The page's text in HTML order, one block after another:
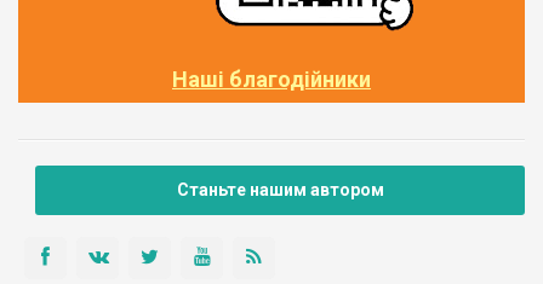
Наші благодійники
Станьте нашим автором